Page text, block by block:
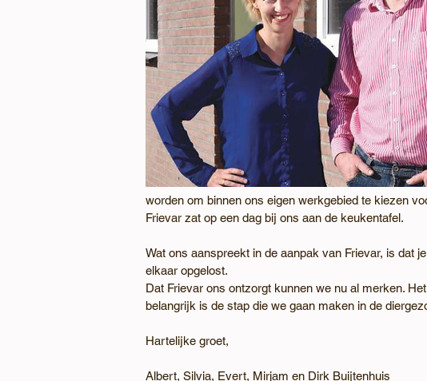
worden om binnen ons eigen werkgebied te kiezen
Frievar zat op een dag bij ons aan de keukentafel.
Wat ons aanspreekt in de aanpak van Frievar, is dat
elkaar opgelost.
Dat Frievar ons ontzorgt kunnen we nu al merken.
belangrijk is de stap die we gaan maken in de
Hartelijke groet,
Albert, Silvia, Evert, Mirjam en Dirk Buijtenhuis